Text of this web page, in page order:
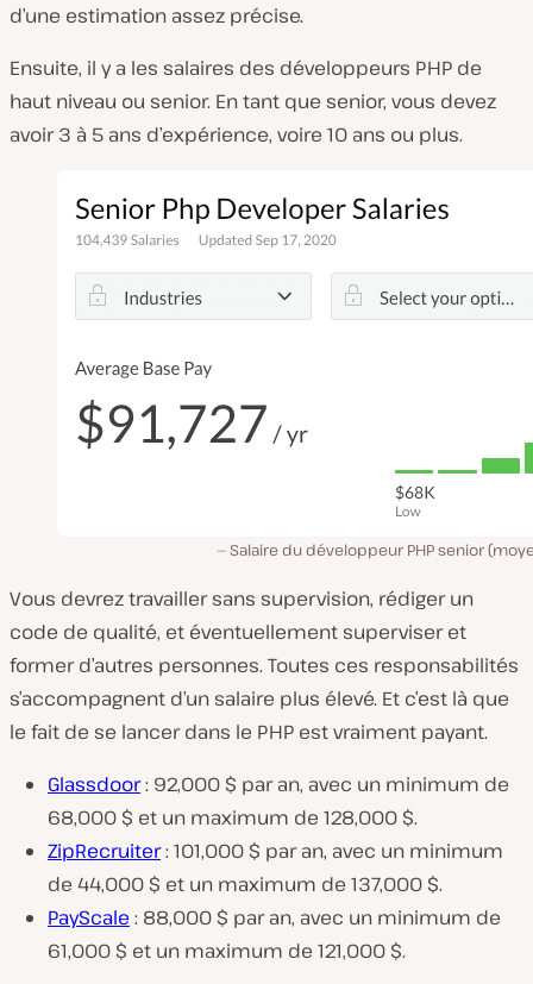
d’une estimation assez précise.
Ensuite, il y a les salaires des développeurs PHP de
haut niveau ou senior. En tant que senior, vous devez
avoir 3 à 5 ans d’expérience, voire 10 ans ou plus.
Salaire du développeur PHP senior
Vous devrez travailler sans supervision, rédiger un
code de qualité, et éventuellement superviser et
former d’autres personnes. Toutes ces responsabilités
s’accompagnent d’un salaire plus élevé. Et c’est là que
le fait de se lancer dans le PHP est vraiment payant.
Glassdoor: 92,000 $ par an, avec un minimum de
68,000 $ et un maximum de 128,000 $.
ZipRecruiter: 101,000 $ par an, avec un minimum
de 44,000 $ et un maximum de 137,000 $.
PayScale : 88,000 $ par an, avec un minimum de
61,000 $ et un maximum de 121,000 $.